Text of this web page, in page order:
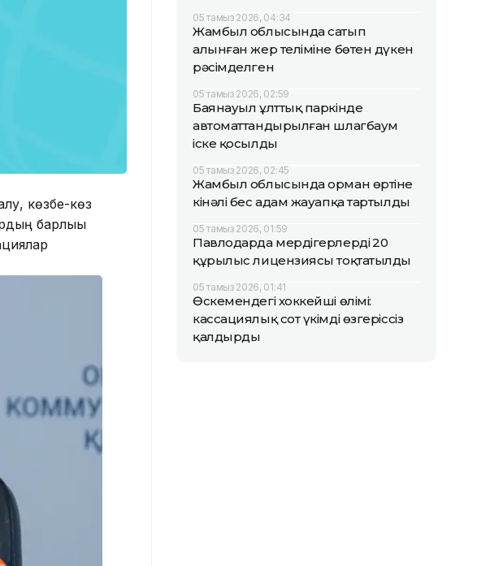
көзбе-көз
барлығы
05 тамыз 2026, 04:34
Жамбыл облысында сатып
алынған жер теліміне бөтен дүкен
рәсімделген
05 тамыз 2026, 02:59
Баянауыл ұлттық паркінде
автоматтандырылған шлагбаум
іске қосылды
05 тамыз 2026, 02:45
Жамбыл облысында орман өртіне
кінәлі бес адам жауапқа тартылды
05 тамыз 2026, 01:59
Павлодарда мердігерлердің 20
құрылыс лицензиясы тоқтатылды
05 тамыз 2026, 01:41
Өскемендегі хоккейші өлімі:
кассациялық сот үкімді өзгеріссіз
қалдырды